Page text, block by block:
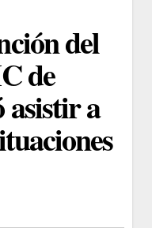
del
de
a